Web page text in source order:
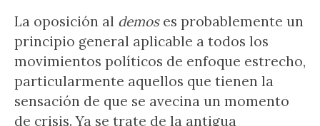
La oposición al demoses probablemente un
principio general aplicable a todos los
movimientos políticos de enfoque estrecho,
particularmente aquellos que tienen la
sensación de que se avecina un momento
de crisis. Ya se trate de la antigua